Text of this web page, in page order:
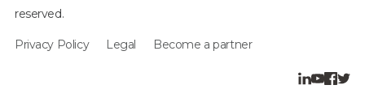
reserved.
Privacy Policy Legal Become a partner